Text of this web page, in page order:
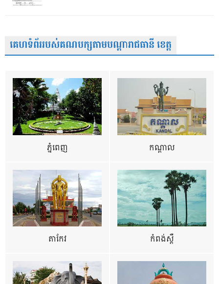
គេហទំព័ររបស់គណបក្សតាមបណ្តារាជធានី ខេត្ត
ភ្នំពេញ កណ្តាល
តាកែវ កំពង់ស្ពឺ